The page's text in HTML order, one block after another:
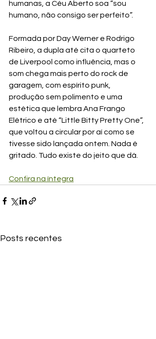
humanas, a Céu Aberto soa “sou
humano, não consigo ser perfeito”.
Formada por Day Werner e Rodrigo
Ribeiro, a dupla até cita o quarteto
de Liverpool como influência, mas o
som chega mais perto do rock de
garagem, com espírito punk,
produção sem polimento e uma
estética que lembra Ana Frango
Elétrico e até “Little Bitty Pretty One”,
que voltou a circular por aí como se
tivesse sido lançada ontem. Nada é
gritado. Tudo existe do jeito que dá.
Confira na íntegra
Posts recentes